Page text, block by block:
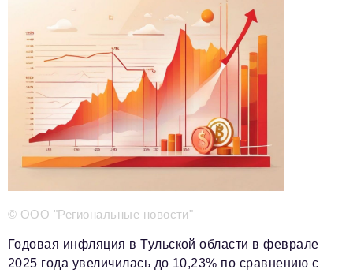
Авторские материалы
Видео
Телефон редакции: +7 495 727-01-67
Электронные почты редакции:
Информационный отдел
info@business-magazine.online
podpiska@business-magazine.online
Отдел по работе с партнерами
© ООО "Региональные новости"
Годовая инфляция в Тульской области в феврале
2025 года увеличилась до 10,23% по сравнению с